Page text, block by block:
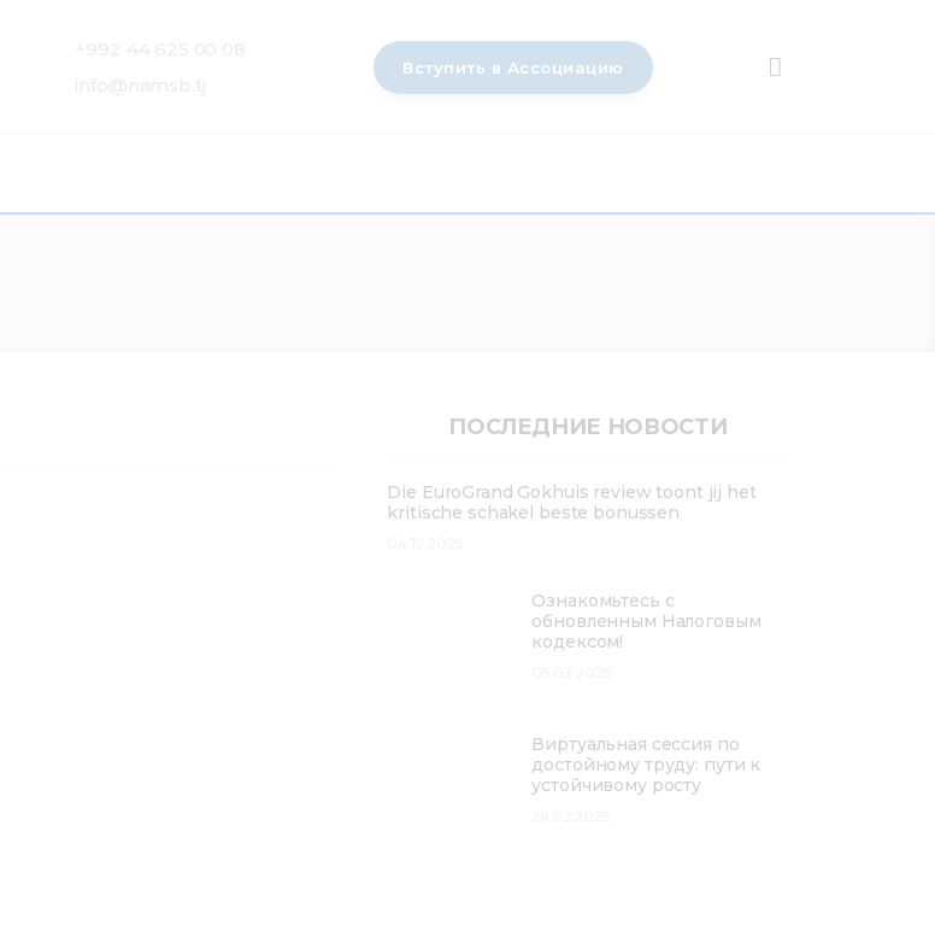
Вступить в Ассоциацию
ПОСЛЕДНИЕ НОВОСТИ
Die EuroGrand Gokhuis review toont jij het
kritische schakel beste bonussen
Ознакомьтесь с
обновленным Налоговым
кодексом!
Виртуальная сессия по
достойному труду: пути к
устойчивому росту